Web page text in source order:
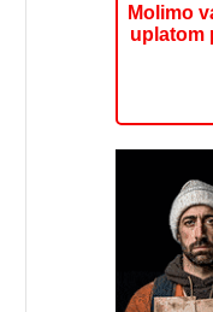
Molimo
uplatom